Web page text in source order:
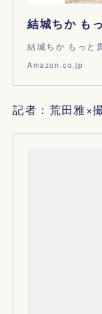
結城ちか も
結城ちか もっと
Amazon.co.jp
記者：荒田雅×